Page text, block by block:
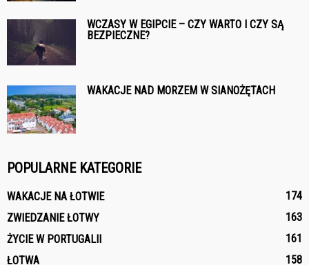
WCZASY W EGIPCIE – CZY WARTO I CZY SĄ
BEZPIECZNE?
WAKACJE NAD MORZEM W SIANOŻĘTACH
POPULARNE KATEGORIE
WAKACJE NA ŁOTWIE
174
ZWIEDZANIE ŁOTWY
163
ŻYCIE W PORTUGALII
161
ŁOTWA
158